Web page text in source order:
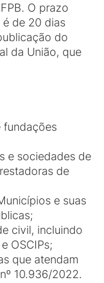
O prazo
é de 20 dias
do
da União, que
fundações
e sociedades de
de
e suas
civil, incluindo
OSCIPs;
que atendam
10.936/2022.